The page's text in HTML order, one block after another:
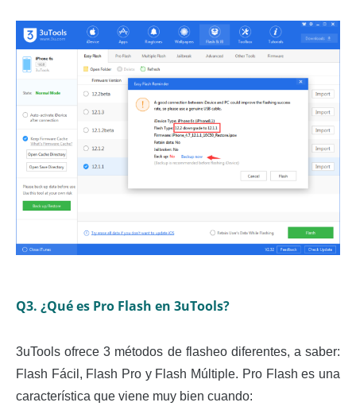
Q3. ¿Qué es Pro Flash en 3uTools?
3uTools ofrece 3 métodos de flasheo diferentes, a saber:
Flash Fácil, Flash Pro y Flash Múltiple. Pro Flash es una
característica que viene muy bien cuando: